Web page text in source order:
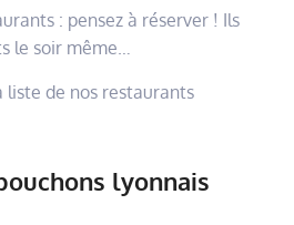
: pensez à réserver ! Ils
le soir même…
liste de nos restaurants
lyonnais